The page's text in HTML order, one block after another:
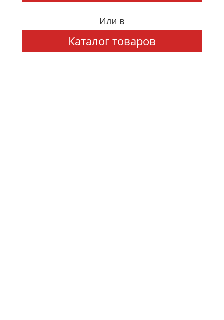
Или в
Каталог товаров